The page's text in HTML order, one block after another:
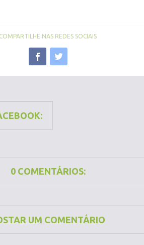
COMPARTILHE NAS REDES SOCIAIS
0 COMENTÁRIOS:
UM COMENTÁRIO